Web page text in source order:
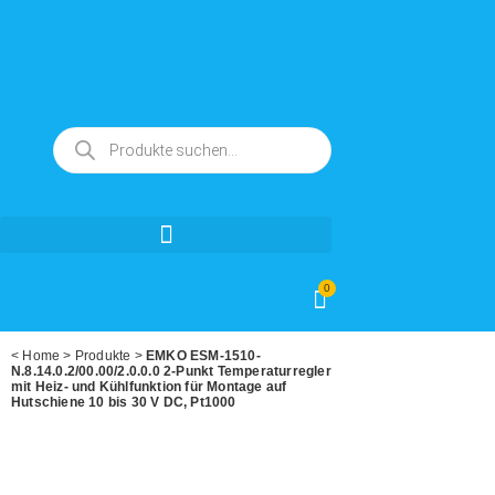
0
< Home > Produkte > EMKO ESM-1510-
N.8.14.0.2/00.00/2.0.0.0 2-Punkt Temperaturregler
mit Heiz- und Kühlfunktion für Montage auf
Hutschiene 10 bis 30 V DC, Pt1000